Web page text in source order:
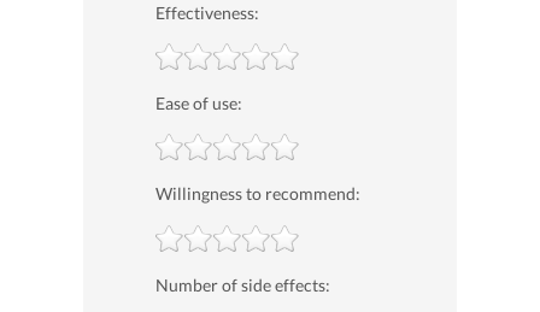
Effectiveness:
Ease of use:
Willingness to recommend:
Number of side effects: